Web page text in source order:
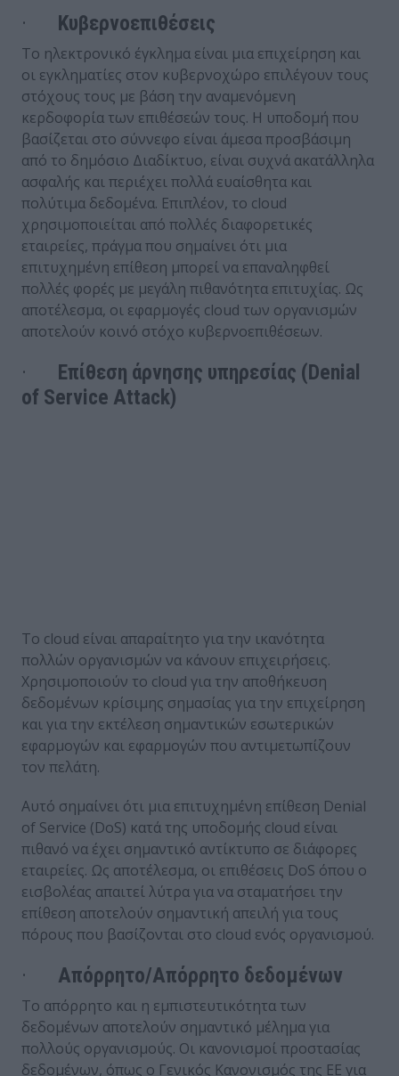
· Κυβερνοεπιθέσεις
Το ηλεκτρονικό έγκλημα είναι μια επιχείρηση και
οι εγκληματίες στον κυβερνοχώρο επιλέγουν τους
στόχους τους με βάση την αναμενόμενη
κερδοφορία των επιθέσεών τους. Η υποδομή που
βασίζεται στο σύννεφο είναι άμεσα προσβάσιμη
από το δημόσιο Διαδίκτυο, είναι συχνά ακατάλληλα
ασφαλής και περιέχει πολλά ευαίσθητα και
πολύτιμα δεδομένα. Επιπλέον, το cloud
χρησιμοποιείται από πολλές διαφορετικές
εταιρείες, πράγμα που σημαίνει ότι μια
επιτυχημένη επίθεση μπορεί να επαναληφθεί
πολλές φορές με μεγάλη πιθανότητα επιτυχίας. Ως
αποτέλεσμα, οι εφαρμογές cloud των οργανισμών
αποτελούν κοινό στόχο κυβερνοεπιθέσεων.
· Επίθεση άρνησης υπηρεσίας (Denial
of Service Attack)
Το cloud είναι απαραίτητο για την ικανότητα
πολλών οργανισμών να κάνουν επιχειρήσεις.
Χρησιμοποιούν το cloud για την αποθήκευση
δεδομένων κρίσιμης σημασίας για την επιχείρηση
και για την εκτέλεση σημαντικών εσωτερικών
εφαρμογών και εφαρμογών που αντιμετωπίζουν
τον πελάτη.
Αυτό σημαίνει ότι μια επιτυχημένη επίθεση Denial
of Service (DoS) κατά της υποδομής cloud είναι
πιθανό να έχει σημαντικό αντίκτυπο σε διάφορες
εταιρείες. Ως αποτέλεσμα, οι επιθέσεις DoS όπου ο
εισβολέας απαιτεί λύτρα για να σταματήσει την
επίθεση αποτελούν σημαντική απειλή για τους
πόρους που βασίζονται στο cloud ενός οργανισμού.
· Απόρρητο/Απόρρητο δεδομένων
Το απόρρητο και η εμπιστευτικότητα των
δεδομένων αποτελούν σημαντικό μέλημα για
πολλούς οργανισμούς. Οι κανονισμοί προστασίας
δεδομένων, όπως ο Γενικός Κανονισμός της ΕΕ για